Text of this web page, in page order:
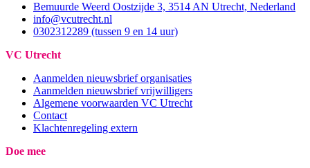
Bemuurde Weerd Oostzijde 3, 3514 AN Utrecht, Nederland
info@vcutrecht.nl
0302312289 (tussen 9 en 14 uur)
VC Utrecht
Aanmelden nieuwsbrief organisaties
Aanmelden nieuwsbrief vrijwilligers
Algemene voorwaarden VC Utrecht
Contact
Klachtenregeling extern
Doe mee